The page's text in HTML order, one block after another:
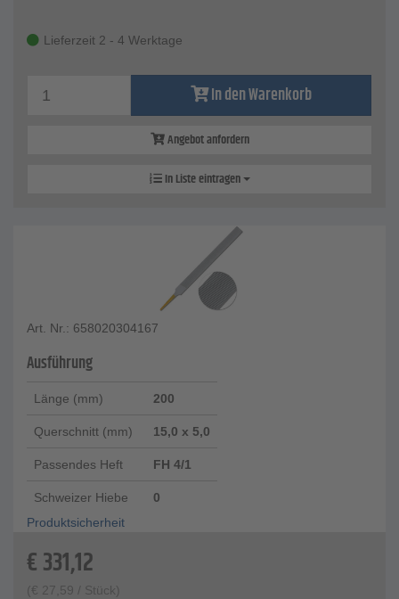
Lieferzeit 2 - 4 Werktage
In den Warenkorb
Angebot anfordern
In Liste eintragen
Art. Nr.: 658020304167
Ausführung
Länge (mm) 200
Querschnitt (mm) 15,0 x 5,0
Passendes Heft FH 4/1
Schweizer Hiebe
0
Produktsicherheit
€331,12
(€ 27,59 / Stück)